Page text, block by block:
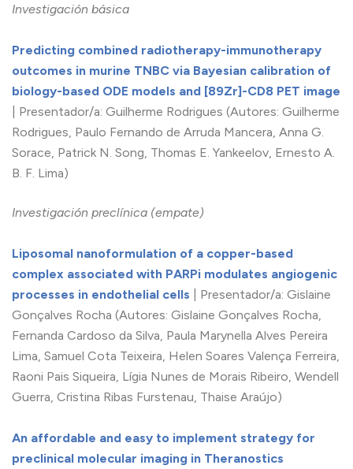
Investigación básica
Predicting combined radiotherapy-immunotherapy
outcomes in murine TNBC via Bayesian calibration of
biology-based ODE models and [89Zr]-CD8 PET image
| Presentador/a: Guilherme Rodrigues (Autores: Guilherme
Rodrigues, Paulo Fernando de Arruda Mancera, Anna G.
Sorace, Patrick N. Song, Thomas E. Yankeelov, Ernesto A.
B. F. Lima)
Investigación preclínica (empate)
Liposomal nanoformulation of a copper-based
complex associated with PARPi modulates angiogenic
processes in endothelial cells | Presentador/a: Gislaine
Gonçalves Rocha (Autores: Gislaine Gonçalves Rocha,
Fernanda Cardoso da Silva, Paula Marynella Alves Pereira
Lima, Samuel Cota Teixeira, Helen Soares Valença Ferreira,
Raoni Pais Siqueira, Lígia Nunes de Morais Ribeiro, Wendell
Guerra, Cristina Ribas Furstenau, Thaise Araújo)
An affordable and easy to implement strategy for
preclinical molecular imaging in Theranostics